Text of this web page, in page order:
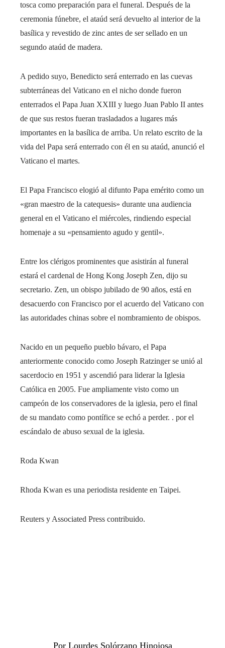
tosca como preparación para el funeral. Después de la
ceremonia fúnebre, el ataúd será devuelto al interior de la
basílica y revestido de zinc antes de ser sellado en un
segundo ataúd de madera.
A pedido suyo, Benedicto será enterrado en las cuevas
subterráneas del Vaticano en el nicho donde fueron
enterrados el Papa Juan XXIII y luego Juan Pablo II antes
de que sus restos fueran trasladados a lugares más
importantes en la basílica de arriba. Un relato escrito de la
vida del Papa será enterrado con él en su ataúd, anunció el
Vaticano el martes.
El Papa Francisco elogió al difunto Papa emérito como un
«gran maestro de la catequesis» durante una audiencia
general en el Vaticano el miércoles, rindiendo especial
homenaje a su «pensamiento agudo y gentil».
Entre los clérigos prominentes que asistirán al funeral
estará el cardenal de Hong Kong Joseph Zen, dijo su
secretario. Zen, un obispo jubilado de 90 años, está en
desacuerdo con Francisco por el acuerdo del Vaticano con
las autoridades chinas sobre el nombramiento de obispos.
Nacido en un pequeño pueblo bávaro, el Papa
anteriormente conocido como Joseph Ratzinger se unió al
sacerdocio en 1951 y ascendió para liderar la Iglesia
Católica en 2005. Fue ampliamente visto como un
campeón de los conservadores de la iglesia, pero el final
de su mandato como pontífice se echó a perder. . por el
escándalo de abuso sexual de la iglesia.
Roda Kwan
Rhoda Kwan es una periodista residente en Taipei.
Reuters y Associated Press contribuido.
Por Lourdes Solórzano Hinojosa